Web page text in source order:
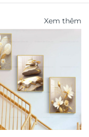
Xem thêm